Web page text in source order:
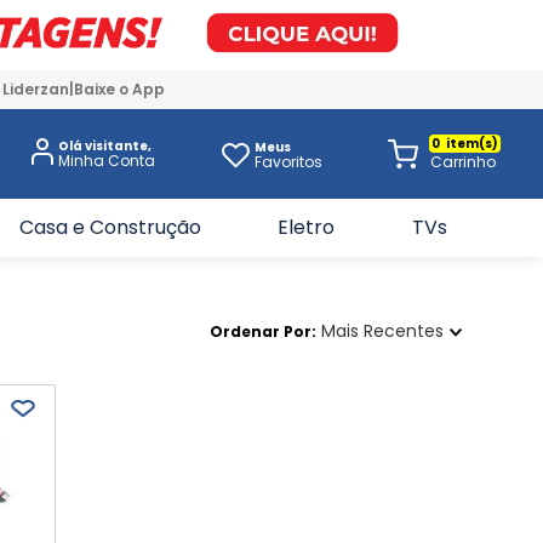
Baixe o App
Olá visitante, Meus
Favoritos
0
Casa e Construção Eletro TVs
Ordenar Por Mais Recentes